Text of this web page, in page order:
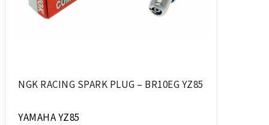
NGK RACING SPARK PLUG – BR10EG YZ85
YAMAHA YZ85